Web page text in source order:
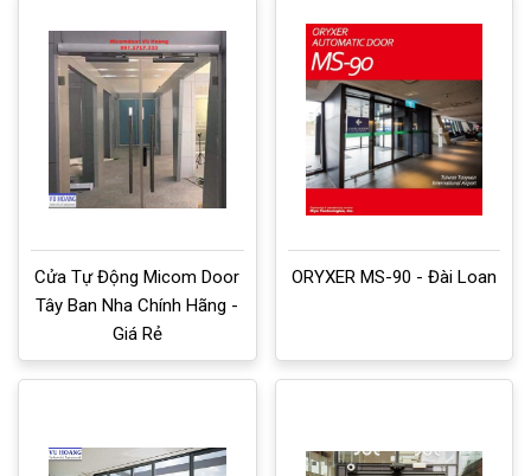
Cửa Tự Động Micom Door
Tây Ban Nha Chính Hãng -
Giá Rẻ
ORYXER MS-90 - Đài Loan